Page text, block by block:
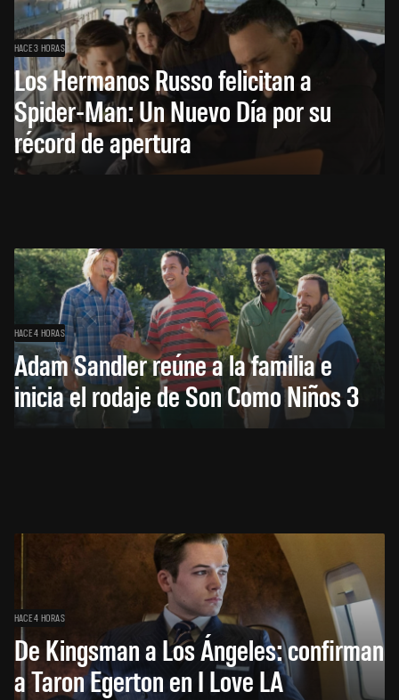
HACE 3 HORAS
Los Hermanos Russo felicitan a
Spider-Man: Un Nuevo Día por su
récord de apertura
HACE 4 HORAS
Adam Sandler reúne a la familia e
inicia el rodaje de Son Como Niños 3
HACE 4 HORAS
De Kingsman a Los Ángeles: confirman
a Taron Egerton en I Love LA